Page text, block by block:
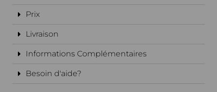
Prix
Livraison
Informations Complémentaires
Besoin d'aide?